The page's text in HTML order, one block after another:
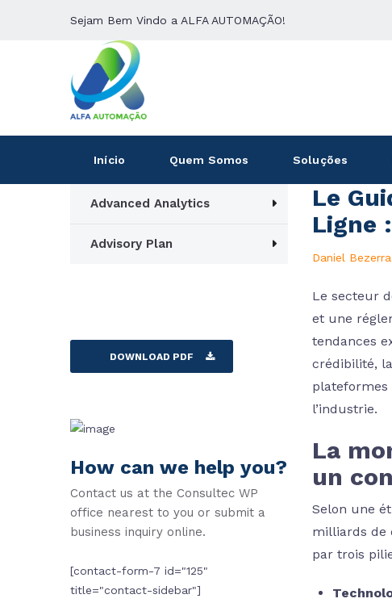
Sejam Bem Vindo a ALFA AUTOMAÇÃO!
Início Quem Somos Soluções
Le
Ligne
Daniel Bezerra
Le secteur
et une
tendances
crédibilité,
plateformes
l’industrie.
La
un
Selon une
milliards de
par trois
Advanced Analytics
Advisory Plan
DOWNLOAD PDF
How can we help you?
Contact us at the Consultec WP
office nearest to you or submit a
business inquiry online.
[contact-form-7 id="125"
title="contact-sidebar"]